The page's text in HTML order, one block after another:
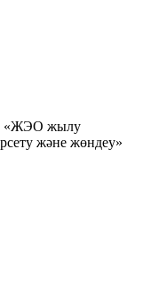
«ЖЭО жылу
және жөндеу»